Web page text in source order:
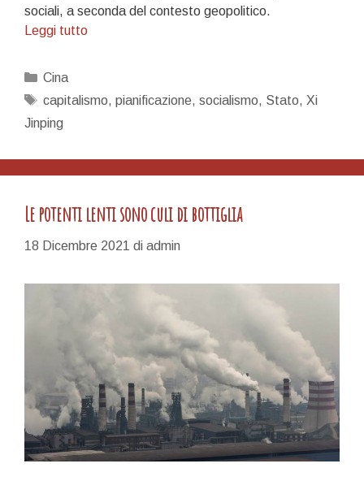
sociali, a seconda del contesto geopolitico.
Leggi tuttoPiano
Categorie
Cina
Tag
capitalismo, pianificazione, socialismo, Stato, Xi
Jinping
Le potenti lenti sono culi di bottiglia
18 Dicembre 2021 di admin